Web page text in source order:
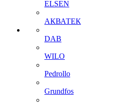
ELSEN
АКВАТЕК
DAB
WILO
Pedrollo
Grundfos